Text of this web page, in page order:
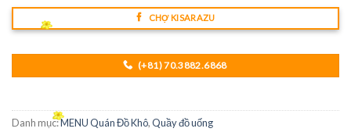
CHỢ KISARAZU
(+81) 70.3882.6868
Danh mục:MENU Quán Đồ Khô,Quầy đồ uống